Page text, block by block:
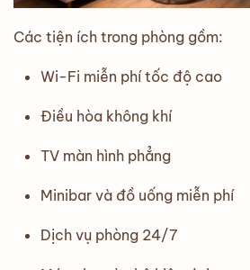
Các tiện ích trong phòng gồm:
Wi-Fi miễn phí tốc độ cao
Điều hòa không khí
TV màn hình phẳng
Minibar và đồ uống miễn phí
Dịch vụ phòng 24/7